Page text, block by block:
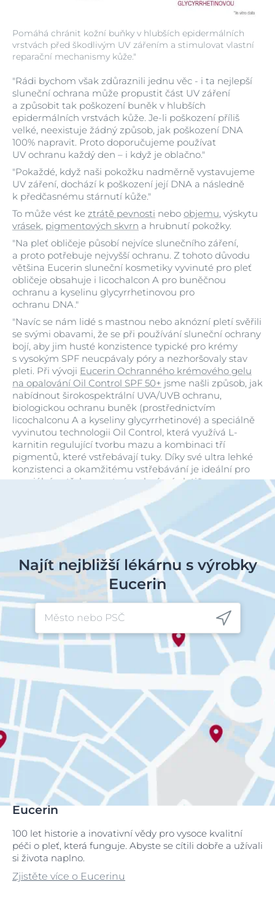
Pomáhá chránit kožní buňky v hlubších epidermálních
vrstvách před škodlivým UV zářením a stimulovat vlastní
reparační mechanismy kůže."
"Rádi bychom však zdůraznili jednu věc - i ta nejlepší
sluneční ochrana může propustit část UV záření
a způsobit tak poškození buněk v hlubších
epidermálních vrstvách kůže. Je-li poškození příliš
velké, neexistuje žádný způsob, jak poškození DNA
100% napravit. Proto doporučujeme používat
UV ochranu každý den – i když je oblačno."
"Pokaždé, když naši pokožku nadměrně vystavujeme
UV záření, dochází k poškození její DNA a následně
k předčasnému stárnutí kůže."
To může vést ke ztrátě pevnosti nebo objemu , výskytu
vrásek pigmentových skvrn a hrubnutí pokožky.
"Na pleť obličeje působí nejvíce slunečního záření,
a proto potřebuje nejvyšší ochranu. Z tohoto důvodu
většina Eucerin sluneční kosmetiky vyvinuté pro pleť
obličeje obsahuje i licochalcon A pro buněčnou
ochranu a kyselinu glycyrrhetinovou pro
ochranu DNA."
"Navíc se nám lidé s mastnou nebo aknózní pletí svěřili
se svými obavami, že se při používání sluneční ochrany
bojí, aby jim husté konzistence typické pro krémy
s vysokým SPF neucpávaly póry a nezhoršovaly stav
pleti. Při vývoji Eucerin Ochranného krémového gelu
na opalování Oil Control SPF 50+ jsme našli způsob, jak
nabídnout širokospektrální UVA/UVB ochranu,
biologickou ochranu buněk (prostřednictvím
licochalconu A a kyseliny glycyrrhetinové) a speciálně
vyvinutou technologii Oil Control, která využívá L-
karnitin regulující tvorbu mazu a kombinaci tří
pigmentů, které vstřebávají tuky. Díky své ultra lehké
konzistenci a okamžitému vstřebávání je ideální pro
speciální potřeby mastné a aknózní pleti."
Najít nejbližší lékárnu s výrobky
Eucerin
Eucerin
100 let historie a inovativní vědy pro vysoce kvalitní
péči o pleť, která funguje. Abyste se cítili dobře a užívali
si života naplno.
Zjistěte více o Eucerinu